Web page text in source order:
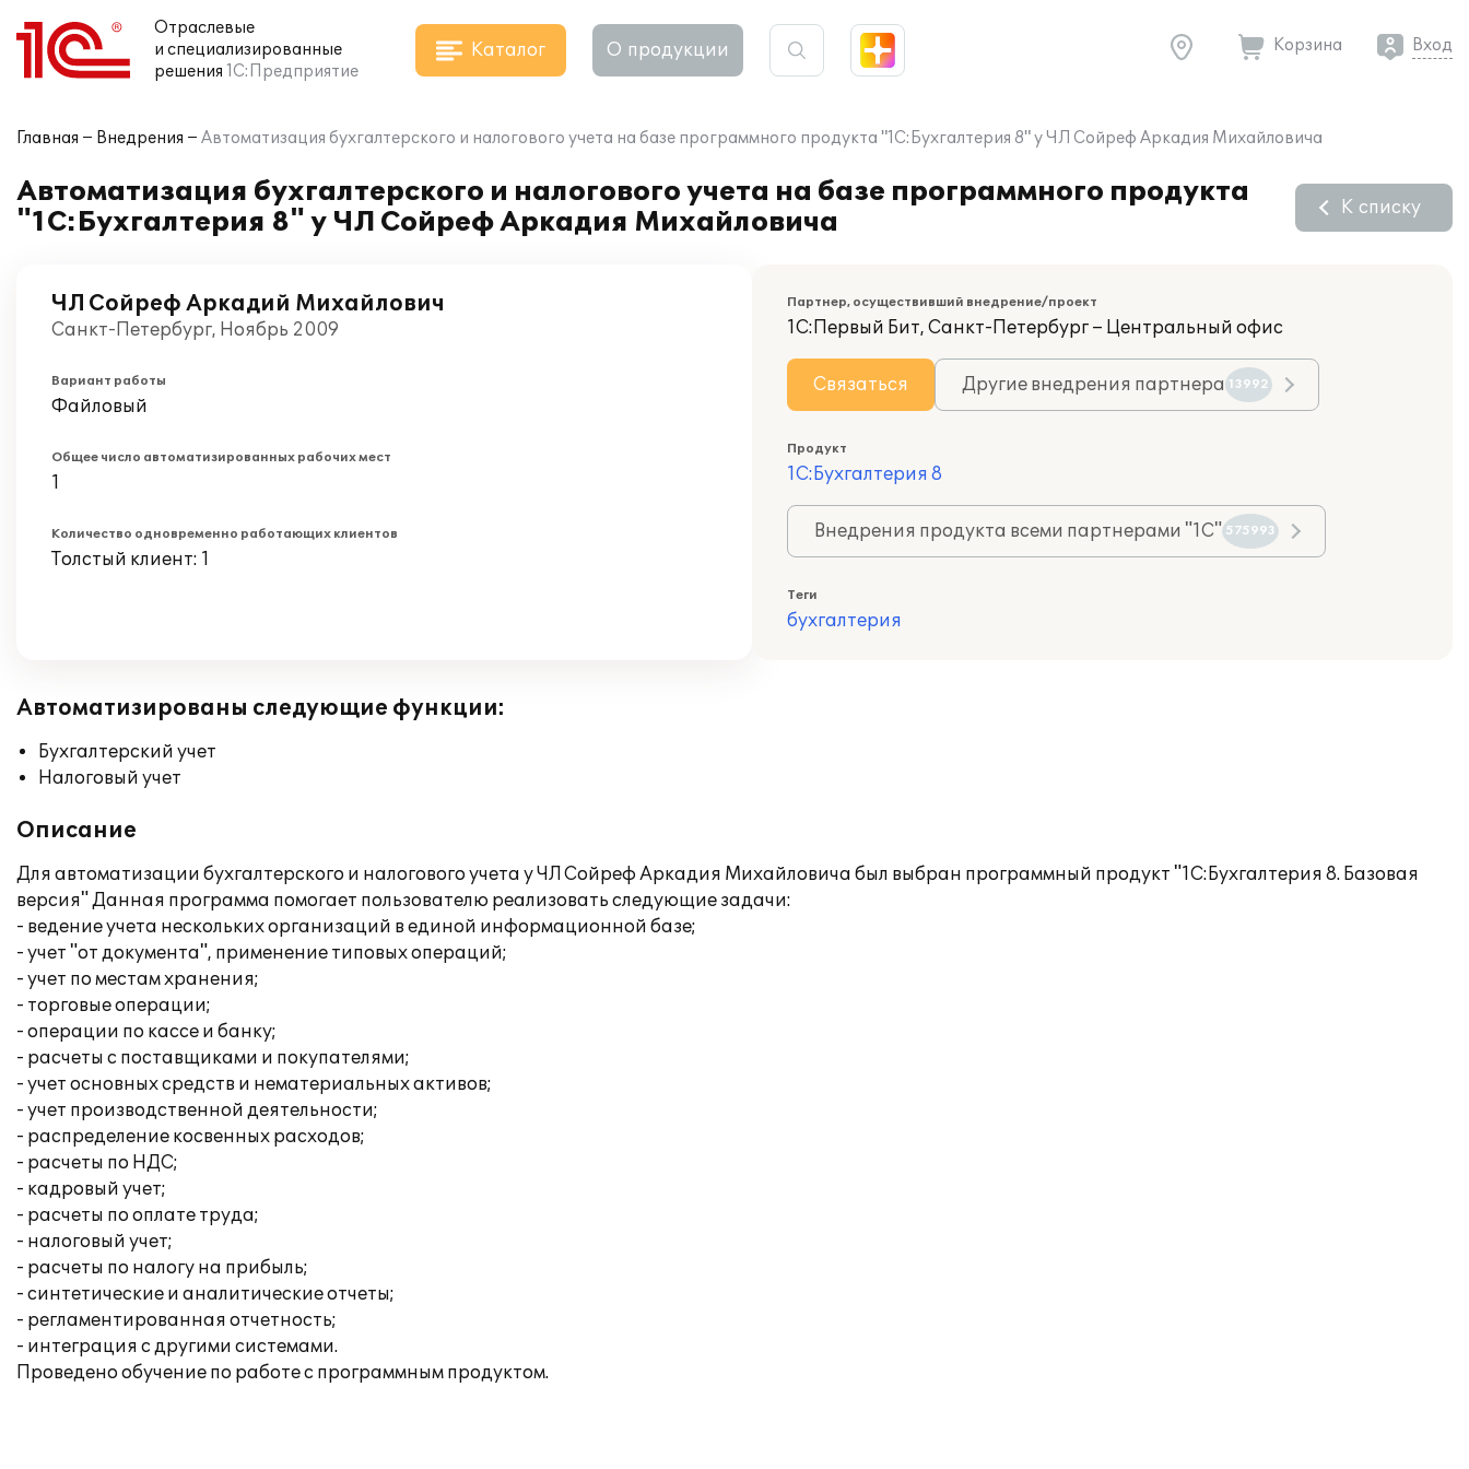
Отраслевые
и специализированные
решения 1С:Предприятие
Каталог О продукции Корзина Вход
Главная Внедрения Автоматизация бухгалтерского и налогового учета на базе программного продукта "1С:Бухгалтерия 8" у ЧЛ Сойреф Аркадия Михайловича
Автоматизация бухгалтерского и налогового учета на базе программного продукта
"1С:Бухгалтерия 8" у ЧЛ Сойреф Аркадия Михайловича
К списку
ЧЛ Сойреф Аркадий Михайлович
Санкт-Петербург, Ноябрь 2009
Вариант работы
Файловый
Общее число автоматизированных рабочих мест
1
Количество одновременно работающих клиентов
Толстый клиент: 1
Партнер, осуществивший внедрение/проект
1С:Первый Бит, Санкт-Петербург – Центральный офис
Связаться Другие внедрения партнера 13992
Продукт
1С:Бухгалтерия 8
Внедрения продукта всеми партнерами "1С" 575993
Теги
бухгалтерия
Автоматизированы следующие функции:
Бухгалтерский учет
Налоговый учет
Описание
Для автоматизации бухгалтерского и налогового учета у ЧЛ Сойреф Аркадия Михайловича был выбран программный продукт "1С:Бухгалтерия 8. Базовая
версия" Данная программа помогает пользователю реализовать следующие задачи:
- ведение учета нескольких организаций в единой информационной базе;
- учет "от документа", применение типовых операций;
- учет по местам хранения;
- торговые операции;
- операции по кассе и банку;
- расчеты с поставщиками и покупателями;
- учет основных средств и нематериальных активов;
- учет производственной деятельности;
- распределение косвенных расходов;
- расчеты по НДС;
- кадровый учет;
- расчеты по оплате труда;
- налоговый учет;
- расчеты по налогу на прибыль;
- синтетические и аналитические отчеты;
- регламентированная отчетность;
- интеграция с другими системами.
Проведено обучение по работе с программным продуктом.